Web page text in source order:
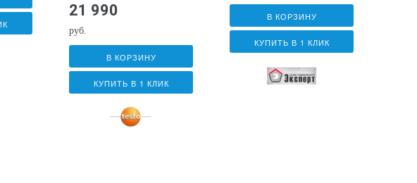
21 990
руб.
В КОРЗИНУ
КУПИТЬ В 1 КЛИК
В КОРЗИНУ
КУПИТЬ В 1 КЛИК